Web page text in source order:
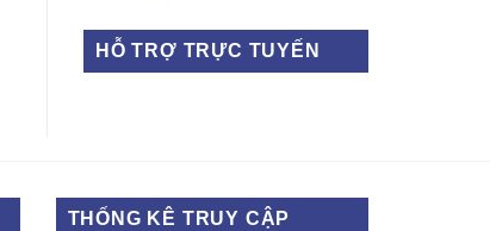
HỖ TRỢ TRỰC TUYẾN
THỐNG KÊ TRUY CẬP